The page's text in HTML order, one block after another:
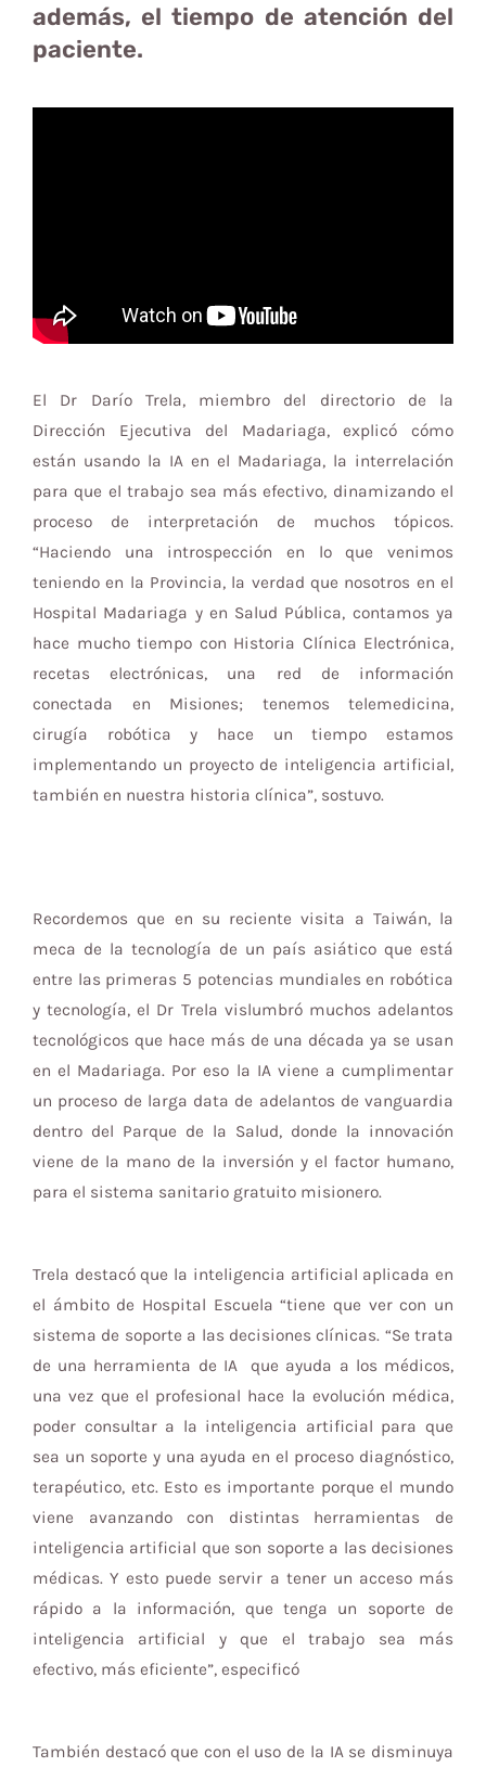
además, el tiempo de atención del
paciente.
El Dr Darío Trela, miembro del directorio de la
Dirección Ejecutiva del Madariaga, explicó cómo
están usando la IA en el Madariaga, la interrelación
para que el trabajo sea más efectivo, dinamizando el
proceso de interpretación de muchos tópicos.
“Haciendo una introspección en lo que venimos
teniendo en la Provincia, la verdad que nosotros en el
Hospital Madariaga y en Salud Pública, contamos ya
hace mucho tiempo con Historia Clínica Electrónica,
recetas electrónicas, una red de información
conectada en Misiones; tenemos telemedicina,
cirugía robótica y hace un tiempo estamos
implementando un proyecto de inteligencia artificial,
también en nuestra historia clínica”, sostuvo.
Recordemos que en su reciente visita a Taiwán, la
meca de la tecnología de un país asiático que está
entre las primeras 5 potencias mundiales en robótica
y tecnología, el Dr Trela vislumbró muchos adelantos
tecnológicos que hace más de una década ya se usan
en el Madariaga. Por eso la IA viene a cumplimentar
un proceso de larga data de adelantos de vanguardia
dentro del Parque de la Salud, donde la innovación
viene de la mano de la inversión y el factor humano,
para el sistema sanitario gratuito misionero.
Trela destacó que la inteligencia artificial aplicada en
el ámbito de Hospital Escuela “tiene que ver con un
sistema de soporte a las decisiones clínicas. “Se trata
de una herramienta de IA que ayuda a los médicos,
una vez que el profesional hace la evolución médica,
poder consultar a la inteligencia artificial para que
sea un soporte y una ayuda en el proceso diagnóstico,
terapéutico, etc. Esto es importante porque el mundo
viene avanzando con distintas herramientas de
inteligencia artificial que son soporte a las decisiones
médicas. Y esto puede servir a tener un acceso más
rápido a la información, que tenga un soporte de
inteligencia artificial y que el trabajo sea más
efectivo, más eficiente”, especificó
También destacó que con el uso de la IA se disminuya